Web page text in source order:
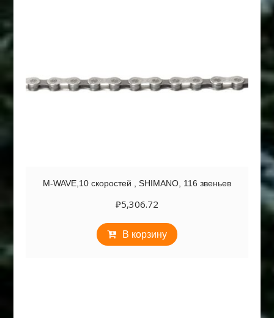
M-WAVE,10 скоростей , SHIMANO, 116 звеньев
₽5,306.72
В корзину